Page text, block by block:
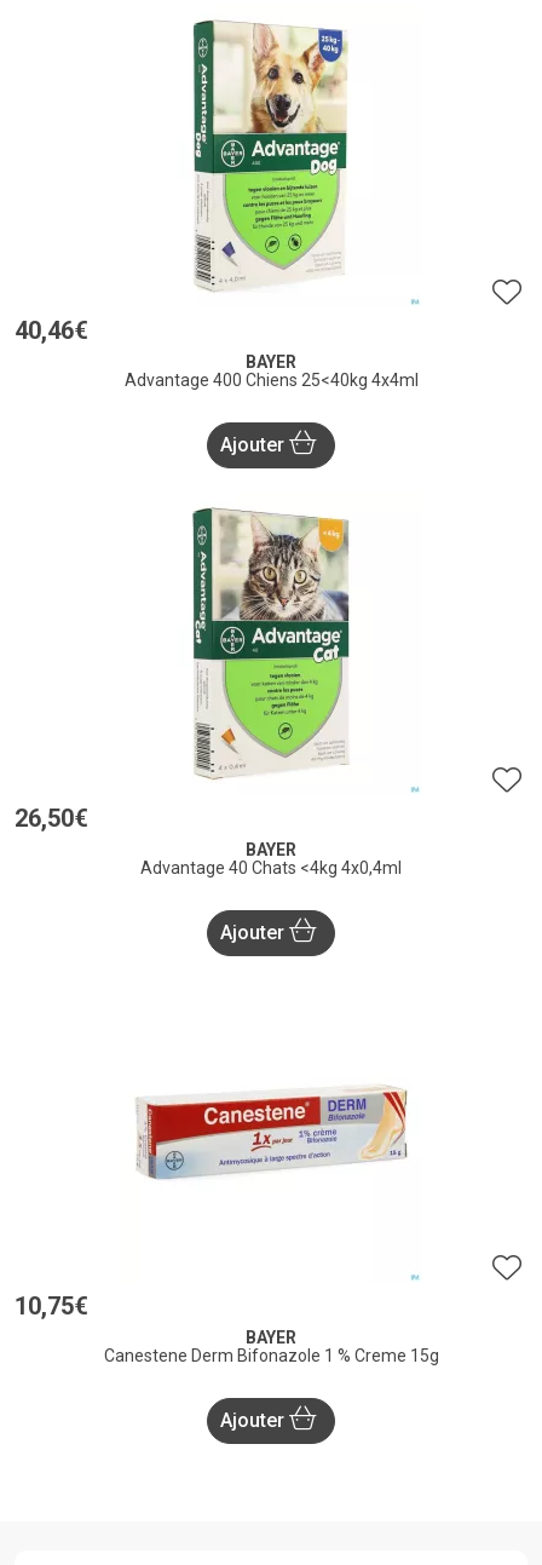
40,46€
BAYER
Advantage 400 Chiens 25<40kg 4x4ml
Ajouter
26,50€
BAYER
Advantage 40 Chats <4kg 4x0,4ml
Ajouter
10,75€
BAYER
Canestene Derm Bifonazole 1 % Creme 15g
Ajouter